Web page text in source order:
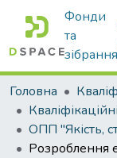
Фонди
та
зібрання
Головна